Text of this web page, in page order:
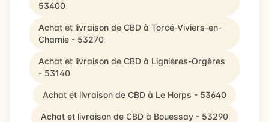
53400
Achat et livraison de CBD à Torcé-Viviers-en-
Charnie - 53270
Achat et livraison de CBD à Lignières-Orgères
- 53140
Achat et livraison de CBD à Le Horps - 53640
Achat et livraison de CBD à Bouessay - 53290